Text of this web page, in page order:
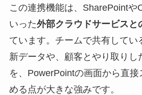
この連携機能は、SharePointや
いった外部クラウドサービスと
ています。チームで共有してい
新データや、顧客とやり取りし
を、PowerPointの画面から直
める点が大きな強みです。